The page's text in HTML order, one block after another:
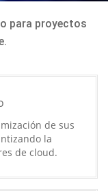
para proyectos
de sus
la
de cloud.